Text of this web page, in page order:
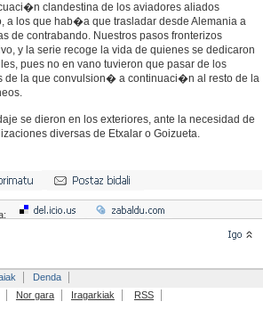
clandestina de los aviadores aliados
a los que hab�a que trasladar desde Alemania a
de contrabando. Nuestros pasos fronterizos
y la serie recoge la vida de quienes se dedicaron
pues no en vano tuvieron que pasar de los
de la que convulsion� a continuaci�n al resto de la
se dieron en los exteriores, ante la necesidad de
diversas de Etxalar o Goizueta.
Denda
Nor gara Iragarkiak RSS